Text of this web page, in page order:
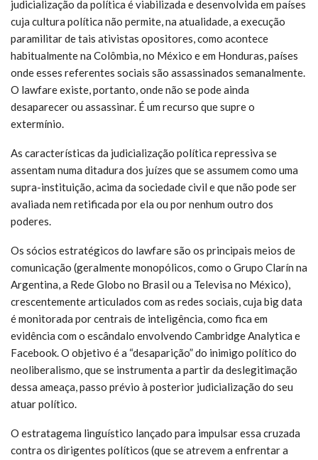
judicialização da política é viabilizada e desenvolvida em países
cuja cultura política não permite, na atualidade, a execução
paramilitar de tais ativistas opositores, como acontece
habitualmente na Colômbia, no México e em Honduras, países
onde esses referentes sociais são assassinados semanalmente.
O lawfare existe, portanto, onde não se pode ainda
desaparecer ou assassinar. É um recurso que supre o
extermínio.
As características da judicialização política repressiva se
assentam numa ditadura dos juízes que se assumem como uma
supra-instituição, acima da sociedade civil e que não pode ser
avaliada nem retificada por ela ou por nenhum outro dos
poderes.
Os sócios estratégicos do lawfare são os principais meios de
comunicação (geralmente monopólicos, como o Grupo Clarín na
Argentina, a Rede Globo no Brasil ou a Televisa no México),
crescentemente articulados com as redes sociais, cuja big data
é monitorada por centrais de inteligência, como fica em
evidência com o escândalo envolvendo Cambridge Analytica e
Facebook. O objetivo é a “desaparição” do inimigo político do
neoliberalismo, que se instrumenta a partir da deslegitimação
dessa ameaça, passo prévio à posterior judicialização do seu
atuar político.
O estratagema linguístico lançado para impulsar essa cruzada
contra os dirigentes políticos (que se atrevem a enfrentar a